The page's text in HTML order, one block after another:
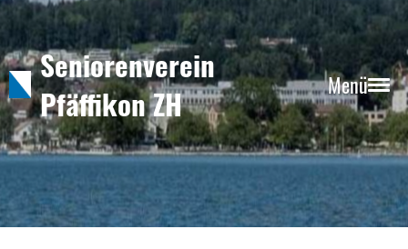
Menü
Seniorenverein
Pfäffikon ZH